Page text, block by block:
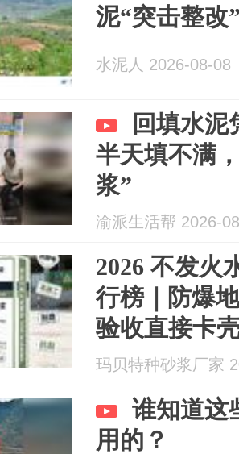
泥“突击整改
水泥人 2026-08-08
回填水泥
半天填不满
浆”
渝派生活帮 2026-
2026 不发火
行榜｜防爆
验收直接卡
玛贝特种砂浆厂家
谁知道这
用的？